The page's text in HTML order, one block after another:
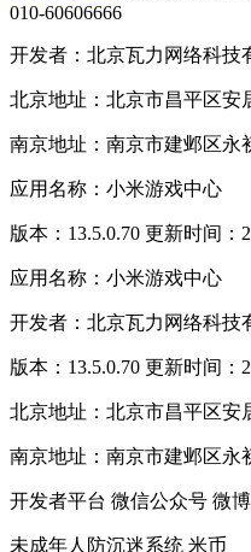
010-60606666
开发者：北京瓦力网络科技
北京地址：北京市昌平区安
南京地址：南京市建邺区永
应用名称：小米游戏中心
版本：13.5.0.70 更新时间：
应用名称：小米游戏中心
开发者：北京瓦力网络科技
版本：13.5.0.70 更新时间：
北京地址：北京市昌平区安
南京地址：南京市建邺区永
开发者平台 微信公众号 微
未成年人防沉迷系统 米币